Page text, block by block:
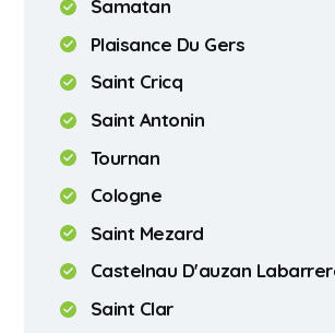
Samatan
Plaisance Du Gers
Saint Cricq
Saint Antonin
Tournan
Cologne
Saint Mezard
Castelnau D'auzan
Saint Clar